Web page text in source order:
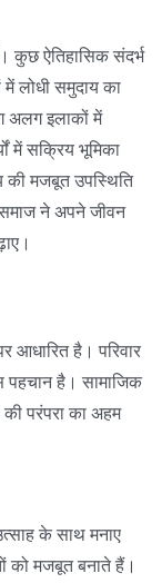
कुछ ऐतिहासिक संदर्भ
में लोधी समुदाय का
अलग इलाकों में
में सक्रिय भूमिका
की मजबूत उपस्थिति
समाज ने अपने जीवन
आधारित है। परिवार
है। सामाजिक
परंपरा का अहम
के साथ मनाए
को मजबूत बनाते हैं।